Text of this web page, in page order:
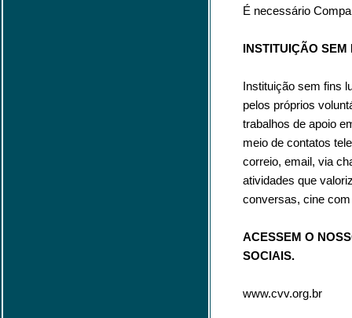
É necessário
INSTITUIÇÃO SEM
Instituição sem fins
pelos próprios
trabalhos de apoio
meio de contatos
correio, email, via
atividades que
conversas, cine
ACESSEM O
SOCIAIS.
www.cvv.org.br